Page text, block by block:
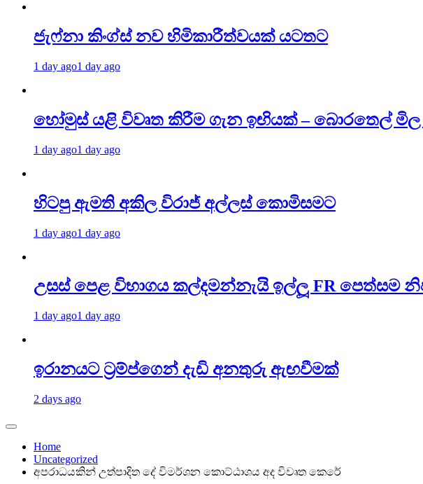
ජැෆ්නා කිංග්ස් නව හිමිකාරීත්වයක් යටතට
1 day ago1 day ago
හෝමුස් යළි විවෘත කිරීම ගැන ඉඟියක් – බොරතෙල්
1 day ago1 day ago
හිටපු ඇමති අකිල විරාජ් අල්ලස් කොමිසමට
1 day ago1 day ago
උසස් පෙළ විභාගය කල්දමන්නැයි ඉල්ලූ FR පෙත්සම
1 day ago1 day ago
ඉරානයට ට්‍රම්ප්ගෙන් දැඩි අනතුරු ඇඟවීමක්
2 days ago
Home
Uncategorized
අපරාධයකින් උත්පාදිත දේ විමර්ශන කොට්ඨාශය අද විවෘත කෙරේ